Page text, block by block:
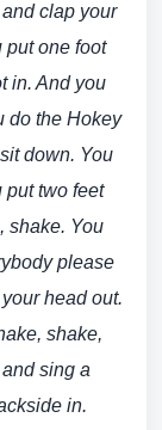
clap your
put one foot
in. And you
do the Hokey
down. You
put two feet
shake. You
please
head out.
shake,
sing a
in.